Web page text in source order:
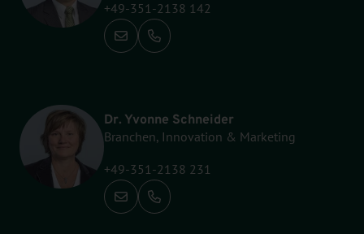
+49-351-2138 142
Call: +49-351-2138 142
Dr. Yvonne Schneider
Branchen, Innovation & Marketing
+49-351-2138 231
Call: +49-351-2138 231